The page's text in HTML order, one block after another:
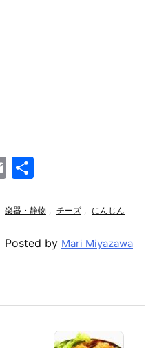
E
ai
l
楽器・静物 , チーズ , にんじん
Posted by Mari Miyazawa